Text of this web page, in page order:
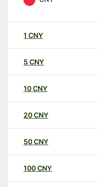
1 CNY
5 CNY
10CNY
20CNY
50CNY
100CNY